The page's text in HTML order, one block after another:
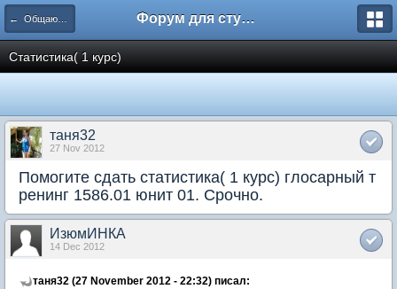
← Общаются менеджеры Форум для студента СГА
Статистика( 1 курс)
таня32
27 Nov 2012
Помогите сдать статистика( 1 курс) глосарный т
ренинг 1586.01 юнит 01. Срочно.
ИзюмИНКА
14 Dec 2012
таня32 (27 November 2012 - 22:32) писал: